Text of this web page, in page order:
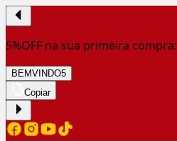
5%OFF na sua primeira compra:
BEMVINDO5
Copiar